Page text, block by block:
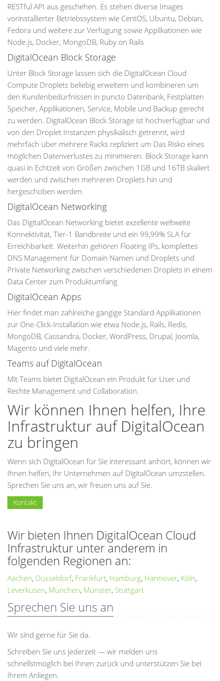
RESTful API aus geschehen. Es stehen diverse Images
vorinstallierter Betriebssystem wie CentOS, Ubuntu, Debian,
Fedora und weitere zur Verfügung sowie Applikationen wie
Node.js, Docker, MongoDB, Ruby on Rails
DigitalOcean Block Storage
Unter Block Storage lassen sich die DigitalOcean Cloud
Compute Droplets beliebig erweitern und kombineren um
den Kundenbedürfnissen in puncto Datenbank, Festplatten
Speicher, Applikationen, Service, Mobile und Backup gerecht
zu werden. DigitalOcean Block Storage ist hochverfügbar und
von den Droplet Instanzen physikalisch getrennt, wird
mehrfach über mehrere Racks repliziert um Das Risko eines
möglichen Datenverlustes zu minimieren. Block Storage kann
quasi in Echtzeit von Größen zwischen 1GB und 16TB skaliert
werden und zwischen mehreren Droplets hin und
hergeschoben werden.
DigitalOcean Networking
Das DigitalOcean Networking bietet exzellente weltweite
Konnektivität, Tier-1 Bandbreite und ein 99,99% SLA für
Erreichbarkeit. Weiterhin gehören Floating IPs, komplettes
DNS Management für Domain Namen und Droplets und
Private Networking zwischen verschiedenen Droplets in einem
Data Center zum Produktumfang
DigitalOcean Apps
Hier findet man zahlreiche gängige Standard Applikationen
zur One-Click-Installation wie etwa Node.js, Rails, Redis,
MongoDB, Cassandra, Docker, WordPress, Drupal, Joomla,
Magento und viele mehr.
Teams auf DigitalOcean
Mit Teams bietet DigitalOcean ein Produkt für User und
Rechte Management und Collaboration.
Wir können Ihnen helfen, Ihre
Infrastruktur auf DigitalOcean
zu bringen
Wenn sich DigitalOcean für Sie interessant anhört, können wir
Ihnen helfen, Ihr Unternehmen auf DigitalOcean umzstellen.
Sprechen Sie uns an, wir freuen uns auf Sie.
Kontakt
Wir bieten Ihnen DigitalOcean Cloud
Infrastruktur unter anderem in
folgenden Regionen an:
Aachen, Düsseldorf, Frankfurt, Hamburg, Hannover, Köln,
Leverkusen, München, Münster, Stuttgart
Sprechen Sie uns an
Wir sind gerne für Sie da.
Schreiben Sie uns jederzeit — wir melden uns
schnellstmöglich bei Ihnen zurück und unterstützen Sie bei
Ihrem Anliegen.